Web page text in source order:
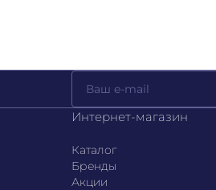
Интернет-магазин
Каталог
Бренды
Акции